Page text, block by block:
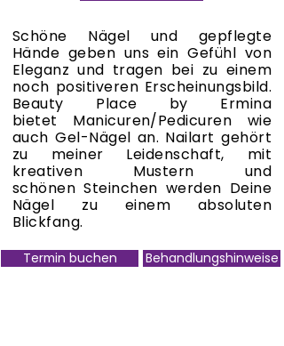
Schöne Nägel und gepflegte
Hände geben uns ein Gefühl von
Eleganz und tragen bei zu einem
noch positiveren Erscheinungsbild.
Beauty Place by Ermina
bietet Manicuren/Pedicuren wie
auch Gel-Nägel an. Nailart gehört
zu meiner Leidenschaft, mit
kreativen Mustern und
schönenSteinchen werden Deine
Nägel zu einem absoluten
Blickfang.
Termin buchen Behandlungshinweise